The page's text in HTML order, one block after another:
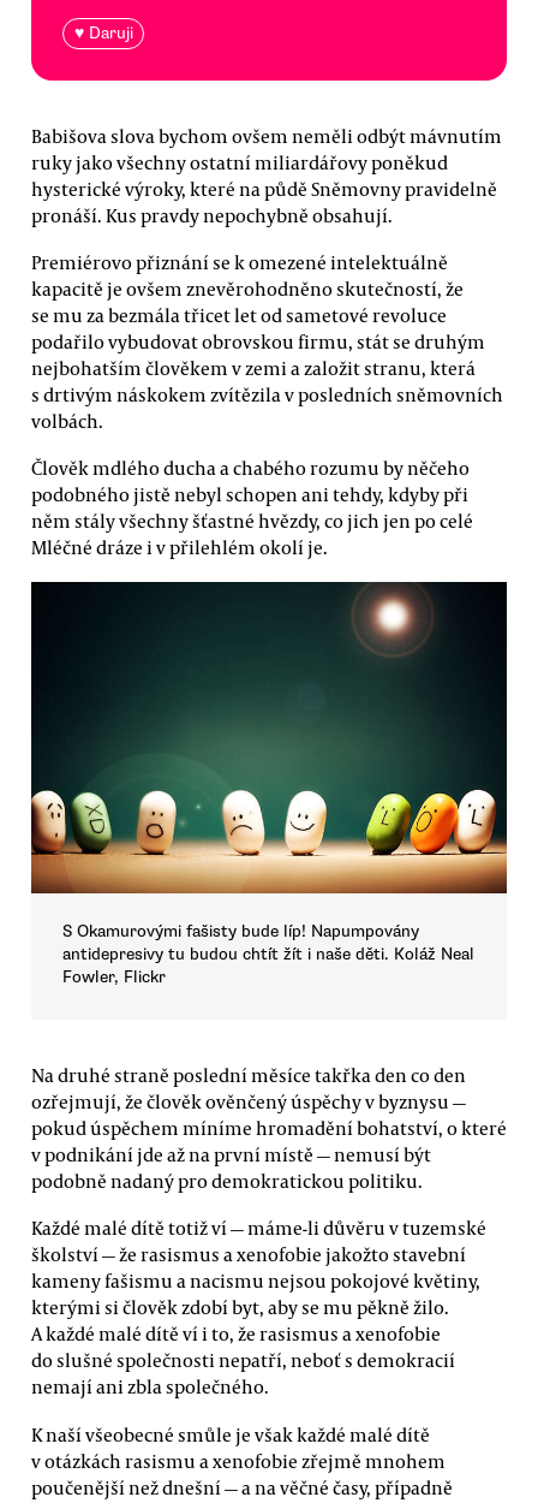
♥ Daruji
Babišova slova bychom ovšem neměli odbýt mávnutím
ruky jako všechny ostatní miliardářovy poněkud
hysterické výroky, které na půdě Sněmovny pravidelně
pronáší. Kus pravdy nepochybně obsahují.
Premiérovo přiznání se k omezené intelektuálně
kapacitě je ovšem znevěrohodněno skutečností, že
se mu za bezmála třicet let od sametové revoluce
podařilo vybudovat obrovskou firmu, stát se druhým
nejbohatším člověkem v zemi a založit stranu, která
s drtivým náskokem zvítězila v posledních sněmovních
volbách.
Člověk mdlého ducha a chabého rozumu by něčeho
podobného jistě nebyl schopen ani tehdy, kdyby při
něm stály všechny šťastné hvězdy, co jich jen po celé
Mléčné dráze i v přilehlém okolí je.
S Okamurovými fašisty bude líp! Napumpovány
antidepresivy tu budou chtít žít i naše děti. Koláž Neal
Fowler, Flickr
Na druhé straně poslední měsíce takřka den co den
ozřejmují, že člověk ověnčený úspěchy v byznysu —
pokud úspěchem míníme hromadění bohatství, o které
v podnikání jde až na první místě — nemusí být
podobně nadaný pro demokratickou politiku.
Každé malé dítě totiž ví — máme-li důvěru v tuzemské
školství — že rasismus a xenofobie jakožto stavební
kameny fašismu a nacismu nejsou pokojové květiny,
kterými si člověk zdobí byt, aby se mu pěkně žilo.
A každé malé dítě ví i to, že rasismus a xenofobie
do slušné společnosti nepatří, neboť s demokracií
nemají ani zbla společného.
K naší všeobecné smůle je však každé malé dítě
v otázkách rasismu a xenofobie zřejmě mnohem
poučenější než dnešní — a na věčné časy, případně